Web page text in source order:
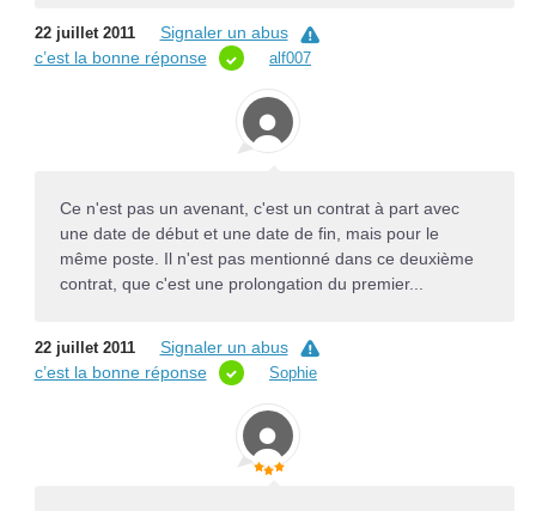
22 juillet 2011
Signaler un abus
c’est la bonne réponse
alf007
Ce n'est pas un avenant, c'est un contrat à part avec
une date de début et une date de fin, mais pour le
même poste. Il n'est pas mentionné dans ce deuxième
contrat, que c'est une prolongation du premier...
22 juillet 2011
Signaler un abus
c’est la bonne réponse
Sophie